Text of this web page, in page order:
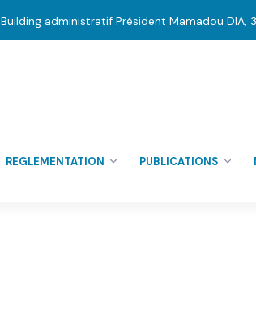
Building administratif Président Mamadou DIA, 3
REGLEMENTATION PUBLICATIONS